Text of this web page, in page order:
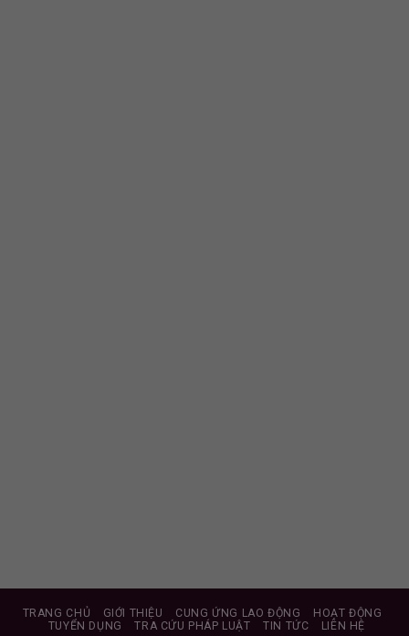
TRANG CHỦ GIỚI THIỆU CUNG ỨNG LAO ĐỘNG
HOẠT ĐỘNG
TUYỂN DỤNG
TRA CỨU PHÁP LUẬT TIN TỨC LIÊN HỆ